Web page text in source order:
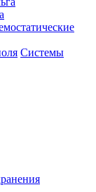
Системы